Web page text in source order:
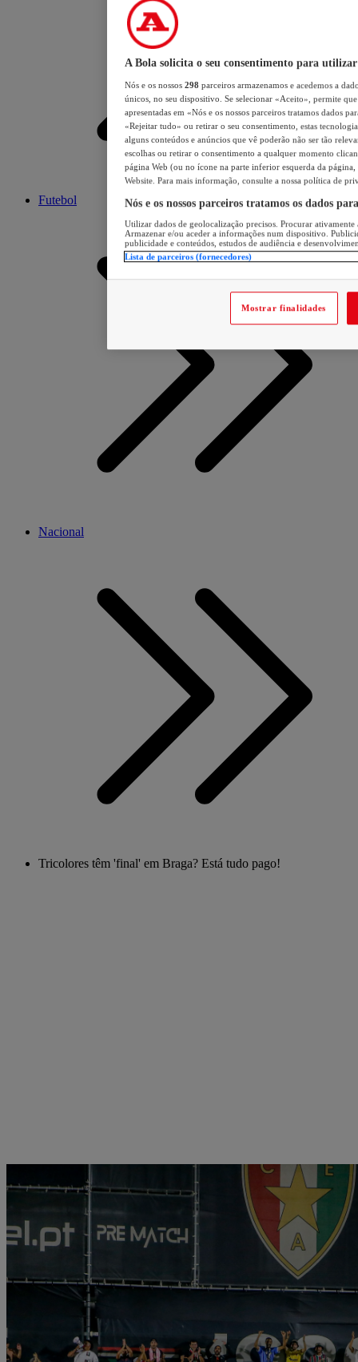
Futebol
Nacional
Tricolores têm 'final' em Braga? Está tudo pago!
A Bola solicita o seu consentimento para utilizar
Nós e os nossos 298 parceiros armazenamos e acedemos a
únicos, no seu dispositivo. Se selecionar «Aceito», permite
apresentadas em «Nós e os nossos parceiros tratamos dados
«Rejeitar tudo» ou retirar o seu consentimento, estas
alguns conteúdos e anúncios que vê poderão não ser tão
escolhas ou retirar o consentimento a qualquer momento
página Web (ou no ícone na parte inferior esquerda da página,
Website. Para mais informação, consulte a nossa política de
Nós e os nossos parceiros tratamos os dados
Utilizar dados de geolocalização precisos. Procurar
Armazenar e/ou aceder a informações num dispositivo.
publicidade e conteúdos, estudos de audiência e
Lista de parceiros (fornecedores)
Mostrar finalidades